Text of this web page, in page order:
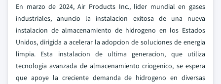
En marzo de 2024, Air Products Inc., lider mundial en gases
industriales, anuncio la instalacion exitosa de una nueva
instalacion de almacenamiento de hidrogeno en los Estados
Unidos, dirigida a acelerar la adopcion de soluciones de energia
limpia. Esta instalacion de ultima generacion, que utiliza
tecnologia avanzada de almacenamiento criogenico, se espera
que apoye la creciente demanda de hidrogeno en diversas